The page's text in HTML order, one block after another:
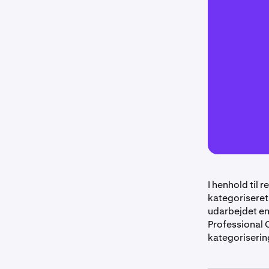
I henhold til
kategoriseret
udarbejdet
Professional